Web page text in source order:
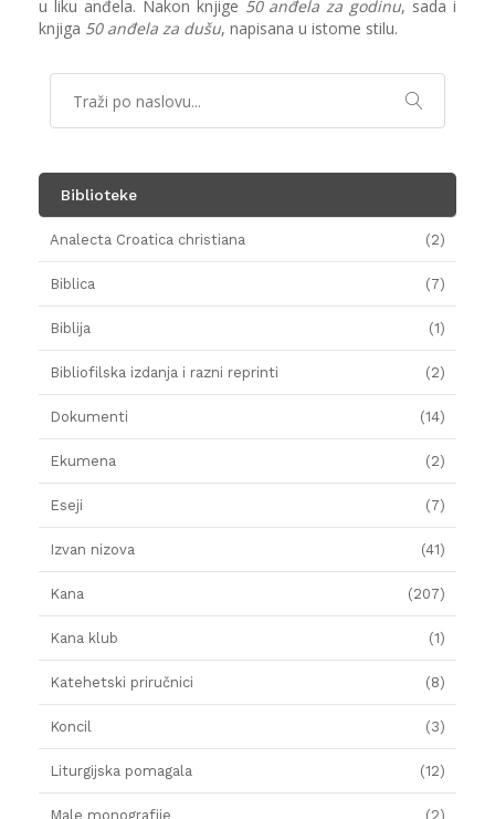
u liku anđela. Nakon knjige 50 anđela za godinu, sada i
knjiga 50 anđela za dušu, napisana u istome stilu.
Biblioteke
Analecta Croatica christiana (2)
Biblica (7)
Biblija (1)
Bibliofilska izdanja i razni reprinti (2)
Dokumenti (14)
Ekumena (2)
Eseji (7)
Izvan nizova (41)
Kana (207)
Kana klub (1)
Katehetski priručnici (8)
Koncil (3)
Liturgijska pomagala (12)
Male monografije (2)